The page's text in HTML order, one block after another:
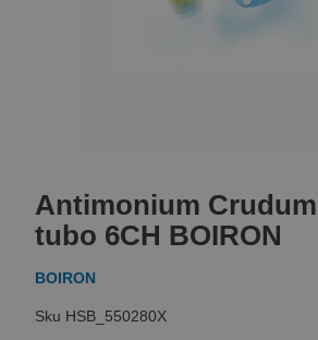
the
beginning
of
the
gallery
Antimonium
tubo 6CH BOIRON
BOIRON
HSB_550280X